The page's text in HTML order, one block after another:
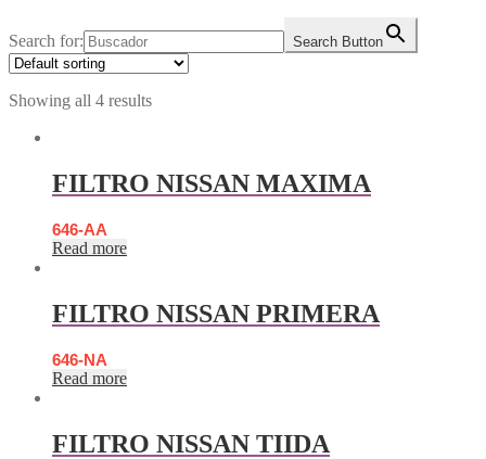
Search for: Search Button
Showing all 4 results
FILTRO NISSAN MAXIMA
646-AA
Read more
FILTRO NISSAN PRIMERA
646-NA
Read more
FILTRO NISSAN TIIDA